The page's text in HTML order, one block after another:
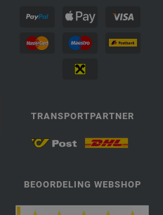
TRANSPORTPARTNER
BEOORDELING WEBSHOP